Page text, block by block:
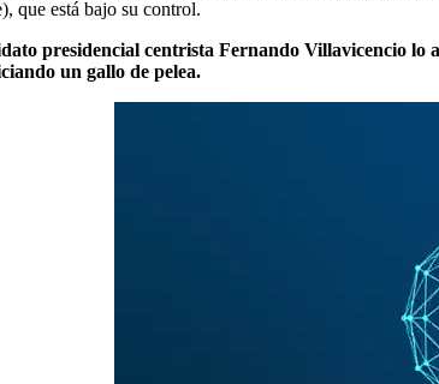
que está bajo su control.
presidencial centrista Fernando Villavicencio lo
un gallo de pelea.